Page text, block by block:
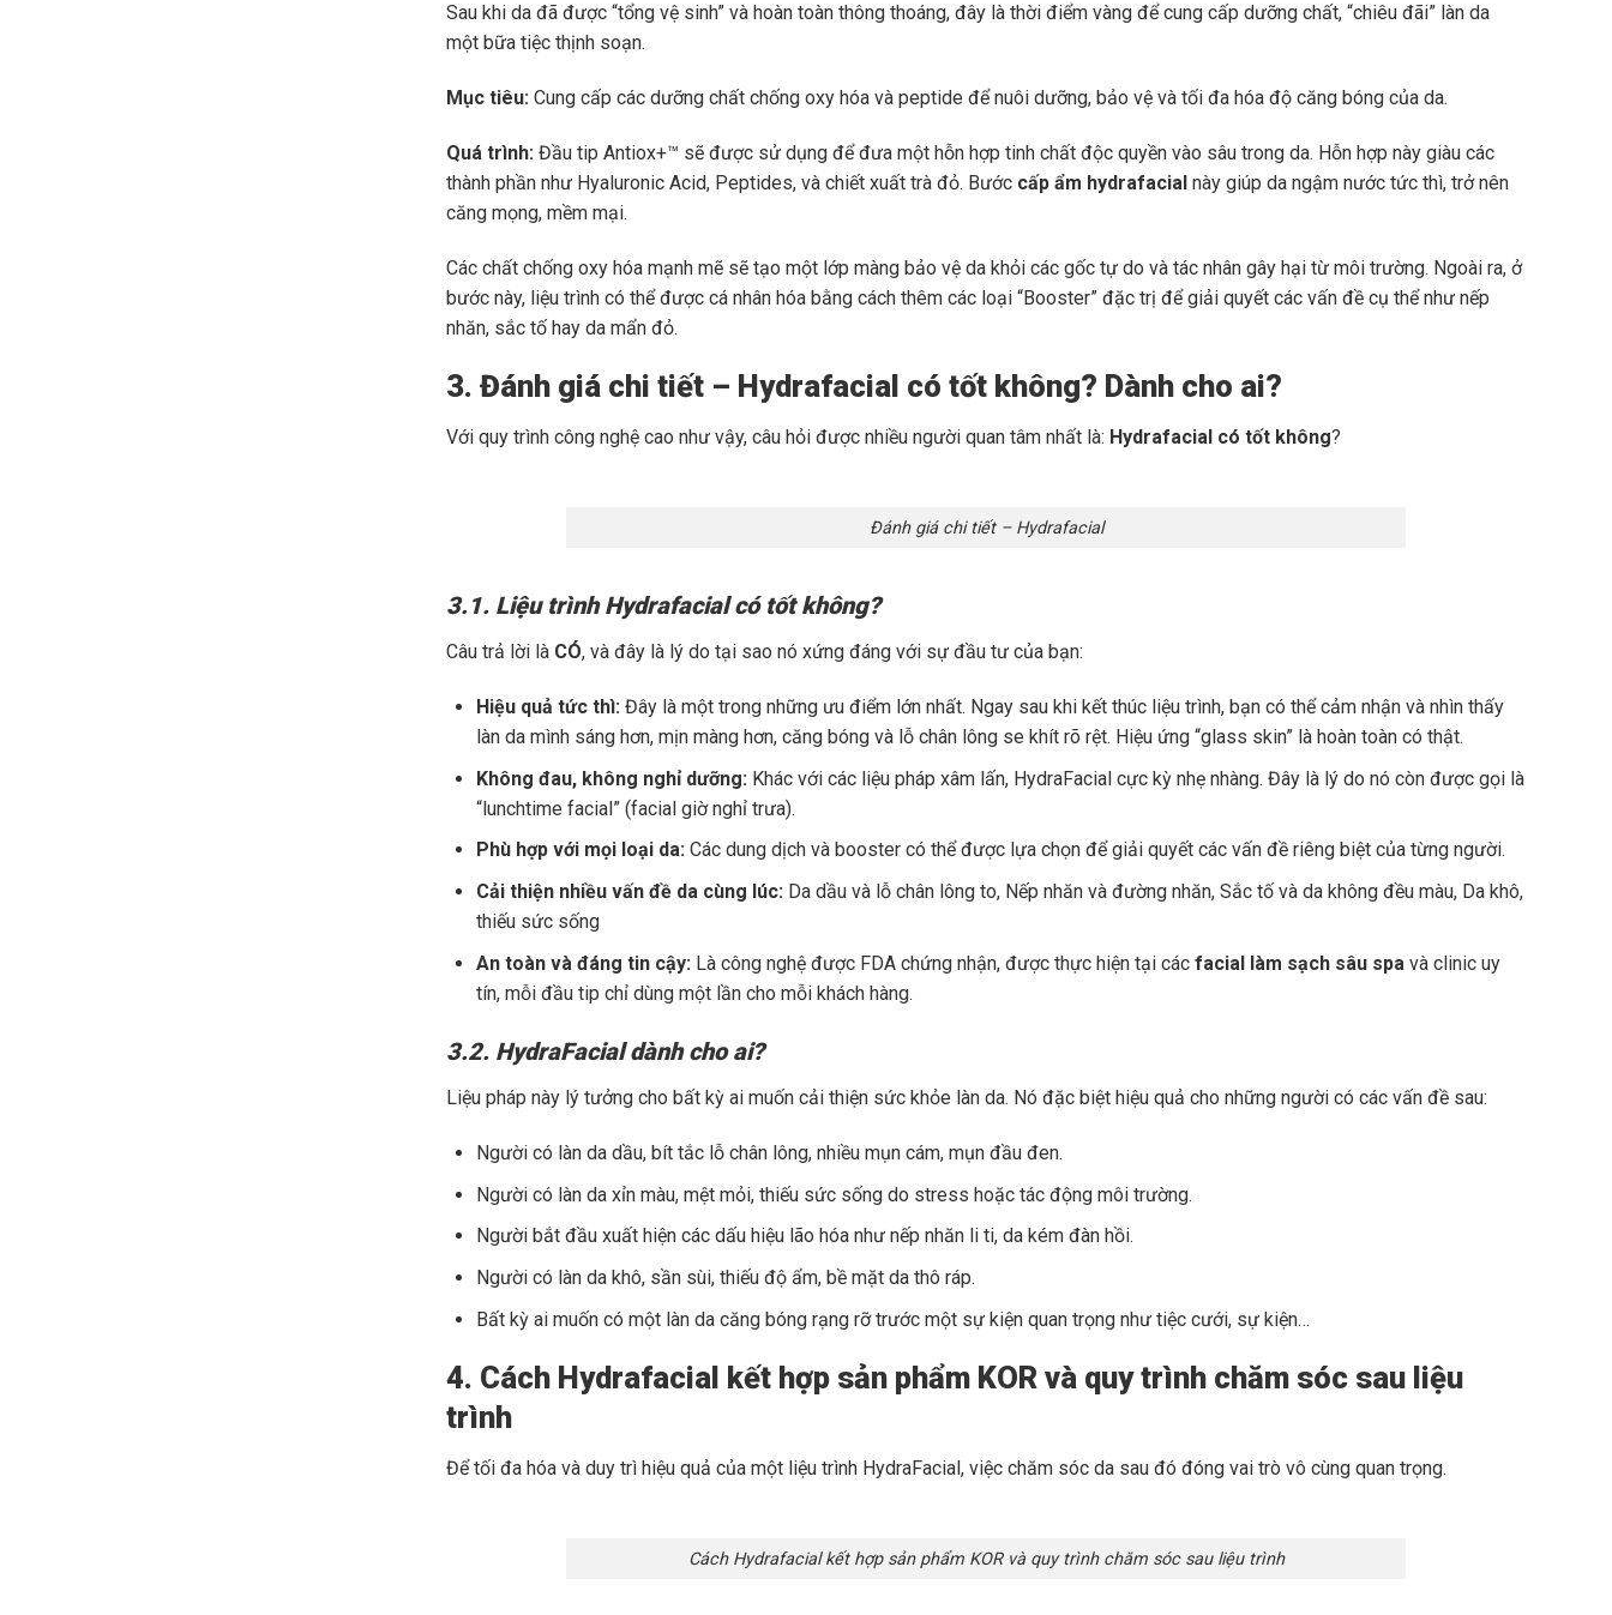
Sau khi da đã được “tổng vệ sinh” và hoàn toàn thông thoáng, đây là thời điểm vàng để cung cấp dưỡng chất, “chiêu đãi” làn da
một bữa tiệc thịnh soạn.
Mục tiêu: Cung cấp các dưỡng chất chống oxy hóa và peptide để nuôi dưỡng, bảo vệ và tối đa hóa độ căng bóng của da.
Quá trình: Đầu tip Antiox+™ sẽ được sử dụng để đưa một hỗn hợp tinh chất độc quyền vào sâu trong da. Hỗn hợp này giàu các
thành phần như Hyaluronic Acid, Peptides, và chiết xuất trà đỏ. Bước cấp ẩm hydrafacial này giúp da ngậm nước tức thì, trở nên
căng mọng, mềm mại.
Các chất chống oxy hóa mạnh mẽ sẽ tạo một lớp màng bảo vệ da khỏi các gốc tự do và tác nhân gây hại từ môi trường. Ngoài ra, ở
bước này, liệu trình có thể được cá nhân hóa bằng cách thêm các loại “Booster” đặc trị để giải quyết các vấn đề cụ thể như nếp
nhăn, sắc tố hay da mẩn đỏ.
3. Đánh giá chi tiết – Hydrafacial có tốt không? Dành cho ai?
Với quy trình công nghệ cao như vậy, câu hỏi được nhiều người quan tâm nhất là: Hydrafacial có tốt không?
Đánh giá chi tiết – Hydrafacial
3.1. Liệu trình Hydrafacial có tốt không?
Câu trả lời là CÓ, và đây là lý do tại sao nó xứng đáng với sự đầu tư của bạn:
Hiệu quả tức thì: Đây là một trong những ưu điểm lớn nhất. Ngay sau khi kết thúc liệu trình, bạn có thể cảm nhận và nhìn thấy
làn da mình sáng hơn, mịn màng hơn, căng bóng và lỗ chân lông se khít rõ rệt. Hiệu ứng “glass skin” là hoàn toàn có thật.
Không đau, không nghỉ dưỡng: Khác với các liệu pháp xâm lấn, HydraFacial cực kỳ nhẹ nhàng. Đây là lý do nó còn được gọi là
“lunchtime facial” (facial giờ nghỉ trưa).
Phù hợp với mọi loại da: Các dung dịch và booster có thể được lựa chọn để giải quyết các vấn đề riêng biệt của từng người.
Cải thiện nhiều vấn đề da cùng lúc: Da dầu và lỗ chân lông to, Nếp nhăn và đường nhăn, Sắc tố và da không đều màu, Da khô,
thiếu sức sống
An toàn và đáng tin cậy: Là công nghệ được FDA chứng nhận, được thực hiện tại các facial làm sạch sâu spa và clinic uy
tín, mỗi đầu tip chỉ dùng một lần cho mỗi khách hàng.
3.2. HydraFacial dành cho ai?
Liệu pháp này lý tưởng cho bất kỳ ai muốn cải thiện sức khỏe làn da. Nó đặc biệt hiệu quả cho những người có các vấn đề sau:
Người có làn da dầu, bít tắc lỗ chân lông, nhiều mụn cám, mụn đầu đen.
Người có làn da xỉn màu, mệt mỏi, thiếu sức sống do stress hoặc tác động môi trường.
Người bắt đầu xuất hiện các dấu hiệu lão hóa như nếp nhăn li ti, da kém đàn hồi.
Người có làn da khô, sần sùi, thiếu độ ẩm, bề mặt da thô ráp.
Bất kỳ ai muốn có một làn da căng bóng rạng rỡ trước một sự kiện quan trọng như tiệc cưới, sự kiện…
4. Cách Hydrafacial kết hợp sản phẩm KOR và quy trình chăm sóc sau liệu
trình
Để tối đa hóa và duy trì hiệu quả của một liệu trình HydraFacial, việc chăm sóc da sau đó đóng vai trò vô cùng quan trọng.
Cách Hydrafacial kết hợp sản phẩm KOR và quy trình chăm sóc sau liệu trình